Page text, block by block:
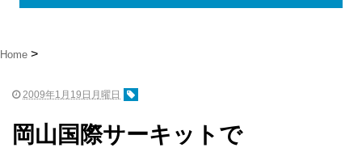
Home
2009年1月19日月曜日
岡山国際サーキットで